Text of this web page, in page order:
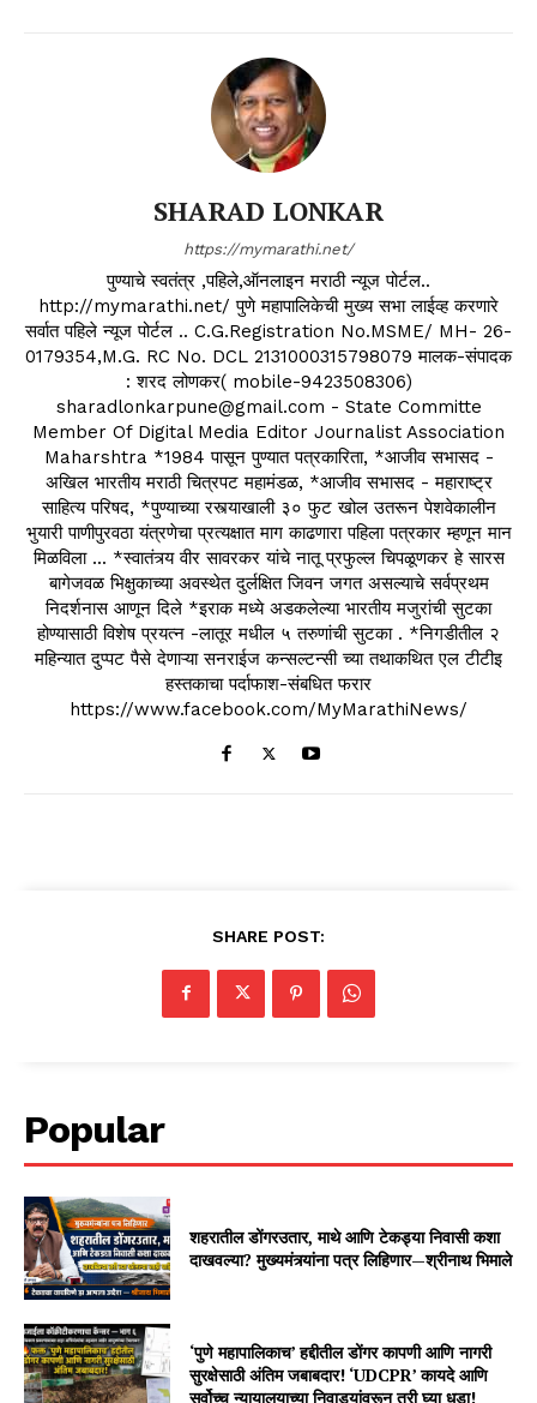
SHARAD LONKAR
https://mymarathi.net/
पुण्याचे स्वतंत्र ,पहिले,ऑनलाइन मराठी न्यूज पोर्टल..
http://mymarathi.net/ पुणे महापालिकेची मुख्य सभा लाईव्ह करणारे
सर्वात पहिले न्यूज पोर्टल .. C.G.Registration No.MSME/ MH- 26-
0179354,M.G. RC No. DCL 2131000315798079 मालक-संपादक
: शरद लोणकर( mobile-9423508306)
sharadlonkarpune@gmail.com - State Committe
Member Of Digital Media Editor Journalist Association
Maharshtra *1984 पासून पुण्यात पत्रकारिता, *आजीव सभासद -
अखिल भारतीय मराठी चित्रपट महामंडळ, *आजीव सभासद - महाराष्ट्र
साहित्य परिषद, *पुण्याच्या रस्त्याखाली ३० फुट खोल उतरून पेशवेकालीन
भुयारी पाणीपुरवठा यंत्रणेचा प्रत्यक्षात माग काढणारा पहिला पत्रकार म्हणून मान
मिळविला ... *स्वातंत्र्य वीर सावरकर यांचे नातू प्रफुल्ल चिपळूणकर हे सारस
बागेजवळ भिक्षुकाच्या अवस्थेत दुर्लक्षित जिवन जगत असल्याचे सर्वप्रथम
निदर्शनास आणून दिले *इराक मध्ये अडकलेल्या भारतीय मजुरांची सुटका
होण्यासाठी विशेष प्रयत्न -लातूर मधील ५ तरुणांची सुटका . *निगडीतील २
महिन्यात दुप्पट पैसे देणाऱ्या सनराईज कन्सल्टन्सी च्या तथाकथित एल टीटीइ
हस्तकाचा पर्दाफाश-संबधित फरार
https://www.facebook.com/MyMarathiNews/
SHARE POST:
Popular
शहरातील डोंगरउतार, माथे आणि टेकड्या निवासी कशा
दाखवल्या? मुख्यमंत्र्यांना पत्र लिहिणार—श्रीनाथ भिमाले
‘पुणे महापालिकाच’ हद्दीतील डोंगर कापणी आणि नागरी
सुरक्षेसाठी अंतिम जबाबदार! ‘UDCPR’ कायदे आणि
सर्वोच्च न्यायालयाच्या निवाड्यांवरून तरी घ्या धडा!